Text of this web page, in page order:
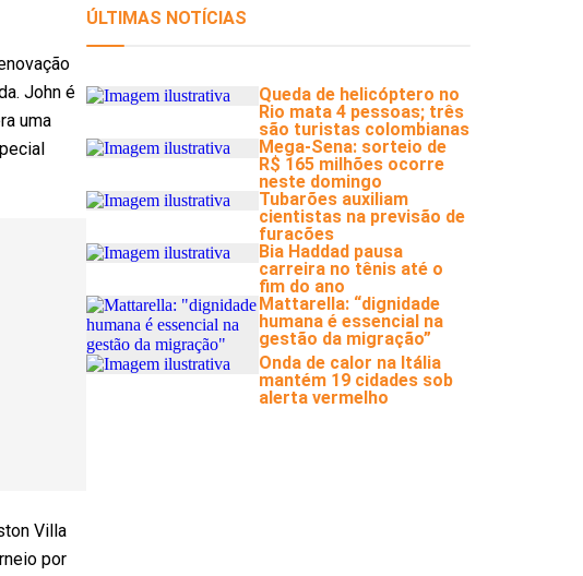
John é
uma
Villa
por